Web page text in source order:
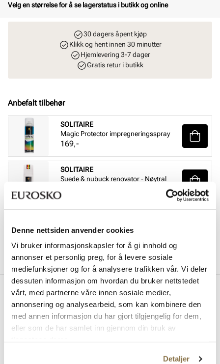
Denne nettsiden anvender cookies
Vi bruker informasjonskapsler for å gi innhold og
annonser et personlig preg, for å levere sosiale
mediefunksjoner og for å analysere trafikken vår. Vi deler
dessuten informasjon om hvordan du bruker nettstedet
vårt, med partnerne våre innen sosiale medier,
annonsering og analysearbeid, som kan kombinere den
med annen informasjon du har gjort tilgjengelig for dem,
eller som de har samlet inn gjennom din bruk av
Detaljer
Velg en størrelse for å se lagerstatus i butikk og online
30 dagers åpent kjøp
Klikk og hent innen 30 minutter
Hjemlevering 3-7 dager
Gratis retur i butikk
Anbefalt tilbehør
SOLITAIRE
Magic Protector impregneringsspray
Pris
169,-
SOLITAIRE
Suede & nubuck renovator - Nøytral
Pris
99,-
Beskrivelse
Klassiske chelseaboots i semsket skinn, designet for stil og komfort.
Den tidløse silhuetten passer perfekt til enhver anledning, mens
tekstilfôret og innersålen i skinn gir en behagelig følelse hele dagen.